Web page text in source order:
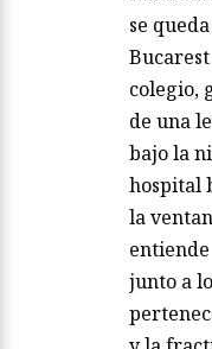
se
colegio,
de una
bajo la
hospital
la
junto a